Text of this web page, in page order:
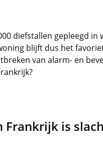
diefstallen gepleegd in
blijft dus het
van alarm- en
Frankrijk is